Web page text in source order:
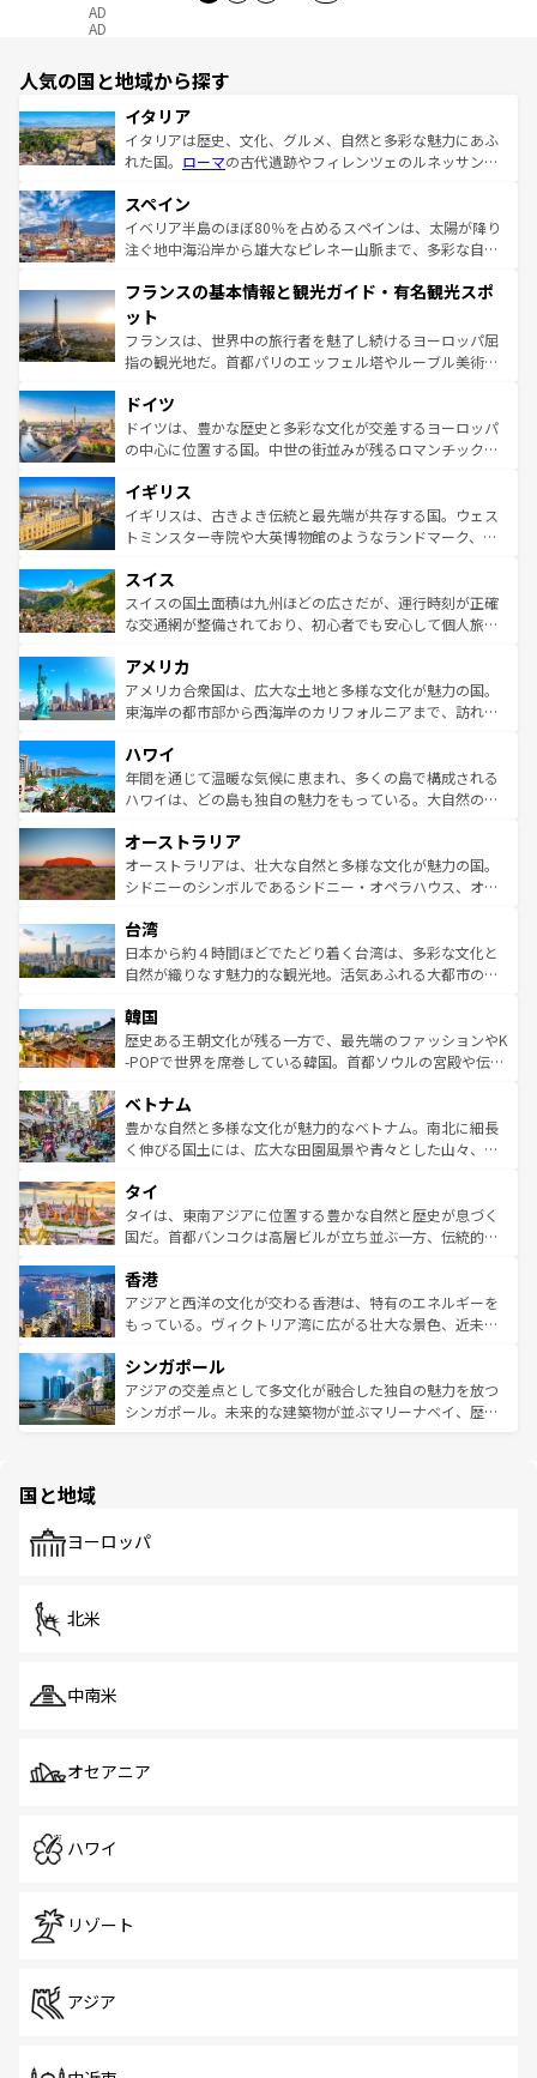
AD
AD
人気の国と地域から探す
イタリア
イタリアは歴史、文化、グルメ、自然と多彩な魅力にあふ
れた国。 ローマの古代遺跡やフィレンツェのルネッサンス
ろん、トスカーナの美しい田園風景やアマルフィ海岸の絶
景など、自然景観も見逃せない。観光の合間には、本場の
ピザやパスタなど、絶品のイタリア料理を堪能することも
ませてくれるイタリアで、忘れられない旅をしてみよう！
なお、新着のイタリア情報は
しい。
スペイン
イベリア半島のほぼ80％を占めるスペインは、太陽が降り
注ぐ地中海沿岸から雄大なピレネー山脈まで、多彩な自然
文化が根付くこの国では、情熱的なフラメンコ、熱気あふ
れる闘牛、そして美味しいタパスが生活の一部となってい
る。首都マドリードの洗練された雰囲気や、バルセロナの
アートに溢れた街角から、地方では古代ローマ遺跡や中世
せる。地方によって風土や気候が異なるスペインはその個
性で訪れる人を魅了する。 なお、新着のスペイン情報は コ
ンテンツ一覧を参照してほしい。
フランスの基本情報と観光ガイド・有名観光スポ
ット
フランスは、世界中の旅行者を魅了し続けるヨーロッパ屈
指の観光地だ。首都パリのエッフェル塔やルーブル美術館
で、幅広い魅力が詰まっている。華麗な宮殿、歴史的な大
聖堂、美しいビーチ、そして豊かな自然が、訪れる者を心
から魅了する。また、フランスは美食の国としても知ら
いる。シャンパンの発祥地であるランス、プロヴァンスの
香り高いラベンダー畑など、多彩な楽しみ方が可能だ。さ
らに、パリ以外の地域にも魅力が溢れており、どの街角に
れる地方に足を運ぶとそれぞれで全く異なる文化を体験で
きるだろう。 なお、新着のフランス情報はコンテンツ一覧
を参照してほしい。
ドイツ
ドイツは、豊かな歴史と多彩な文化が交差するヨーロッパ
の中心に位置する国。中世の街並みが残るロマンチック街
顔を持つこの国は、どこを歩いても飽きることがない。ベ
ルリンの文化的活気、バイエルン州のアルプスの絶景、そ
してライン川沿いのワイン畑といった風景は必見。ビール
は、お酒好きな人にはぜひ体験してほしい。 なお、新着の
ドイツ情報はコンテンツ一覧を参照してほしい。
イギリス
イギリスは、古きよき伝統と最先端が共存する国。ウェス
トミンスター寺院や大英博物館のようなランドマーク、歴
リアごとに異なる魅力がある。また、優雅なアフタヌーン
ティー、ビール好きにはたまらない英国パブ、サッカー観
戦など、本場だからこそできる体験も豊富。イギリスを旅
ンツ一覧を参照してほしい。
スイス
スイスの国土面積は九州ほどの広さだが、運行時刻が正確
な交通網が整備されており、初心者でも安心して個人旅行
の建物がそのまま残る町や、スイスならではのユニークな
博物館もあり、アルプス観光だけでなく町歩きも満喫する
ことができる。国民の所得が高いため物価も高いが、旅行
ば市内交通費無料で観光を楽しむこともできる。 なお、新
着のスイス情報はコンテンツ一覧 を参照してほしい。
アメリカ
アメリカ合衆国は、広大な土地と多様な文化が魅力の国。
東海岸の都市部から西海岸のカリフォルニアまで、訪れる
のような巨大都市は、観光、ショッピング、エンターテイ
ンメントが詰まった刺激的なスポットだ。一方、アメリカ
西部には大自然が広がり、グランドキャニオンやイエロー
部のニューオーリンズでは、音楽と美食が融合した独特の
文化が魅力。旅行者はアメリカの各地域で異なる魅力を楽
しみながら、その多様性と豊かな歴史を感じることができ
ならではの贅沢な旅のスタイルだ。 なお、新着のアメリカ
情報はコンテンツ一覧を参照してほしい。
ハワイ
年間を通じて温暖な気候に恵まれ、多くの島で構成される
ハワイは、どの島も独自の魅力をもっている。大自然の神
ワイ島は見逃せない。また、定番の観光地といえばオアフ
島だが、静かな自然を求めるならマウイ島やカウアイ島が
おすすめ。エメラルドグリーンに輝く海をはじめ、豊かな
れるおもてなしの心で訪れる人々を迎えてくれるハワイの
人々、おいしいローカルフードやハワイアンミュージッ
ク、伝統的なフラダンスなど、すべてがハワイの魅力を彩
ワイを、存分に味わってほしい。 なお、新着のハワイ情報
はコンテンツ一覧を参照してほしい。
オーストラリア
オーストラリアは、壮大な自然と多様な文化が魅力の国。
シドニーのシンボルであるシドニー・オペラハウス、オー
リアリーフや大陸中央部にそびえるウルル（エアーズロッ
ク）、タスマニアの美しい原生林やケアンズの熱帯雨林な
ど、見どころがたくさん。また、カフェやワイン、オージ
いる。アクティビティも充実しており、サーフィンやダイ
ビング、ハイキングなど、アウトドア好きにはたまらな
い。オーストラリアの多彩な魅力を存分に味わいつくそ
参照してほしい。
台湾
日本から約４時間ほどでたどり着く台湾は、多彩な文化と
自然が織りなす魅力的な観光地。活気あふれる大都市の台
ン）、静ひつな山岳地帯である台湾東部など、都市の喧騒
と山間の静けさが共存しており、訪れる人に新しい発見と
驚きをもたらしてくれる。また、奥深い台湾の食文化も魅
容にもいいと評判のスイーツなど、バラエティ豊かな料理
が味わえる。 なお、新着の台湾情報は コンテンツ一覧を参
照してほしい。
韓国
歴史ある王朝文化が残る一方で、最先端のファッションやK
-POPで世界を席巻している韓国。首都ソウルの宮殿や伝統
き、地方に足を延ばせば四季折々の自然美を楽しむことが
できる。そして、キムチや焼肉、絶品のストリートフード
まで、さまざまな韓国料理が待っている。夜には、韓国な
リティに包まれながら、韓国の多彩な魅力を心ゆくまで味
わってみてほしい。 なお、新着の韓国情報はコンテンツ一
覧を参照してほしい。
ベトナム
豊かな自然と多様な文化が魅力的なベトナム。南北に細長
く伸びる国土には、広大な田園風景や青々とした山々、世
急速な発展と共に伝統が息づく。ハノイの古い町並みやホ
ーチミン市のフランス統治時代の建物も、独特の雰囲気を
醸し出している。また、バラエティの豊かさとおいしさで
とつ。フォーやバインミー、ベトナムコーヒーなどは、ぜ
ひ現地で味わいたい。どの地域を訪れてもあたたかい人々
が旅行者を迎えてくれるので、きっと忘れられない旅にな
参照してほしい。
タイ
タイは、東南アジアに位置する豊かな自然と歴史が息づく
国だ。首都バンコクは高層ビルが立ち並ぶ一方、伝統的な
の活気が交差している。北部ではチェンマイなどの山岳地
帯で自然と触れ合い、南部ではプーケットやクラビの美し
いビーチでリゾート気分を楽しむことができる。タイ料理
激する。気候は一年中温暖で、どの季節にも異なる楽しみ
が待っている。親しみやすいタイの人々、仏教を中心とし
た文化、そして多様な観光資源が、訪れる旅人を魅了し続
香港
アジアと西洋の文化が交わる香港は、特有のエネルギーを
もっている。ヴィクトリア湾に広がる壮大な景色、近未来
み、どこを訪れても感動するはず。観光スポットが密集し
ており、効率よく見どころを回れるのも魅力。息をのむよ
うな絶景から文化的な体験まで、香港を存分に楽しみ尽く
シンガポール
アジアの交差点として多文化が融合した独自の魅力を放つ
シンガポール。未来的な建築物が並ぶマリーナベイ、歴史
で、ホーカーズは地元の風情を楽しめる外せないスポット
国と地域
ヨーロッパ
北米
中南米
オセアニア
ハワイ
リゾート
アジア